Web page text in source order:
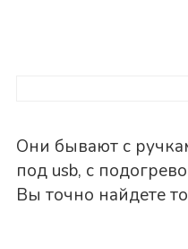
Они бывают с
под usb, с
Вы точно найдете